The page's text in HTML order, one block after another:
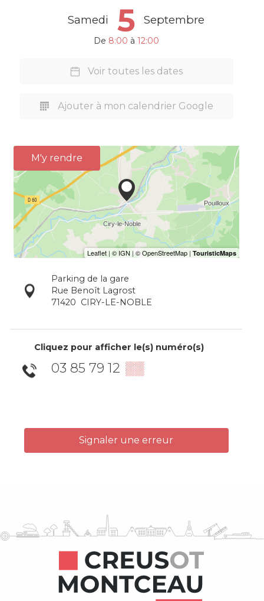
Samedi 5 Septembre
De 8:00 à 12:00
Voir toutes les dates
Ajouter à mon calendrier Google
M'y rendre
Parking de la gare
Rue Benoît Lagrost
71420 CIRY-LE-NOBLE
Cliquez pour afficher le(s) numéro(s)
03 85 79 12 ▒▒
Signaler une erreur